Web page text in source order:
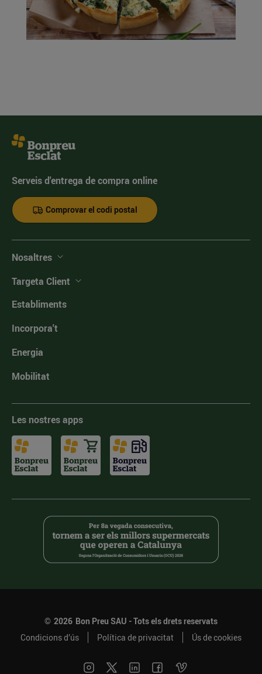
Serveis d'entrega de compra online
Comprovar el codi postal
Nosaltres
Targeta Client
Establiments
Incorpora't
Energia
Mobilitat
Les nostres apps
© 2026 Bon Preu SAU - Tots els drets reservats
Condicions d’ús
Política de privacitat Ús de cookies